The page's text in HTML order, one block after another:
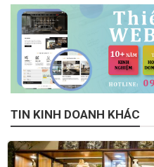
TIN KINH DOANH KHÁC